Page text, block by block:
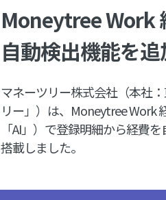
Moneytree Work
自動検出機能を追
マネーツリー株式会社（本社
リー」）は、Moneytree Work
「AI」）で登録明細から経費
搭載しました。